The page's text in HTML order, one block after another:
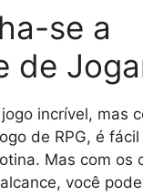
se a
de
incrível, mas
de RPG, é
Mas com os
você pode